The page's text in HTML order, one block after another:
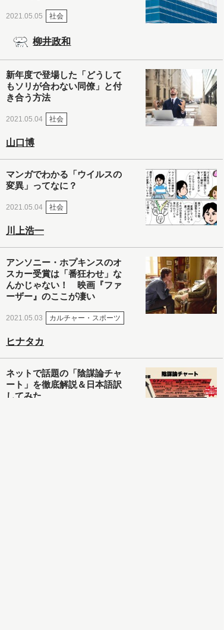
2021.05.05 社会
柳井政和
新年度で登場した「どうして
もソリが合わない同僚」と付
き合う方法
2021.05.04 社会
山口博
マンガでわかる「ウイルスの
変異」ってなに？
2021.05.04 社会
川上浩一
アンソニー・ホプキンスのオ
スカー受賞は「番狂わせ」な
んかじゃない！ 映画『ファ
ーザー』のここが凄い
2021.05.03 カルチャー・スポーツ
ヒナタカ
ネットで話題の「陰謀論チャ
ート」を徹底解説＆日本語訳
してみた